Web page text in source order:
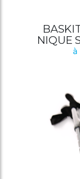
NIQUE
à